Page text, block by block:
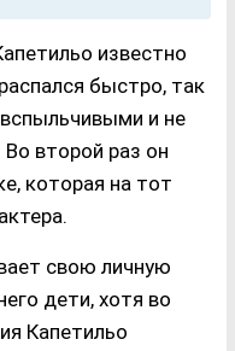
известно
быстро, так
и не
второй раз он
которая на тот
свою личную
дети, хотя во
Капетильо